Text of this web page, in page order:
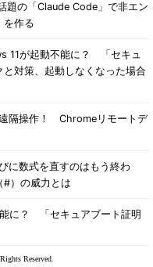
の「Claude Code」で非エン
を作る
11が起動不能に？ 「セキュ
対策、起動しなくなった場合
遠隔操作！ Chromeリモートデ
に数式を直すのはもう終わ
#）の威力とは
に？ 「セキュアブート証明
Reserved.